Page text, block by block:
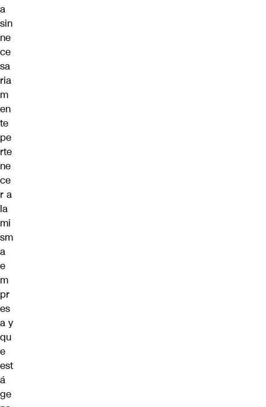
a
sin
ne
ce
sa
ria
m
en
te
pe
rte
ne
ce
r a
la
mi
sm
a
e
m
pr
es
a y
qu
e
est
á
ge